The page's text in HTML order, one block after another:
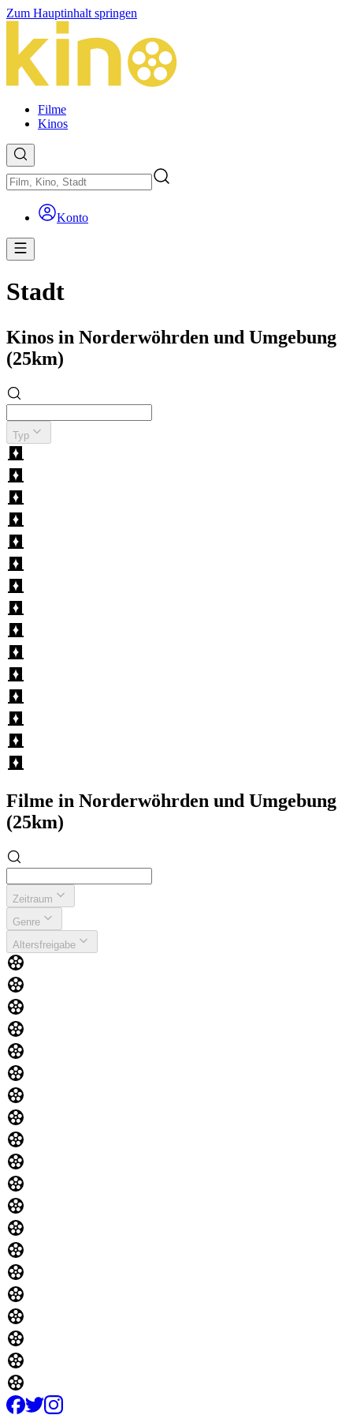
Zum Hauptinhalt springen
Filme
Kinos
Konto
Stadt
Kinos in Norderwöhrden und Umgebung
(25km)
Typ
Filme in Norderwöhrden und Umgebung
(25km)
Zeitraum
Genre
Altersfreigabe